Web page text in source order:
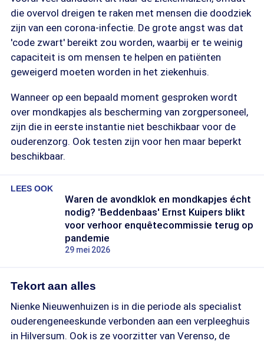
die overvol dreigen te raken met mensen die doodziek
zijn van een corona-infectie. De grote angst was dat
'code zwart' bereikt zou worden, waarbij er te weinig
capaciteit is om mensen te helpen en patiënten
geweigerd moeten worden in het ziekenhuis.
Wanneer op een bepaald moment gesproken wordt
over mondkapjes als bescherming van zorgpersoneel,
zijn die in eerste instantie niet beschikbaar voor de
ouderenzorg. Ook testen zijn voor hen maar beperkt
beschikbaar.
LEES OOK
Waren de avondklok en mondkapjes écht
nodig? 'Beddenbaas' Ernst Kuipers blikt
voor verhoor enquêtecommissie terug op
pandemie
29 mei 2026
Tekort aan alles
Nienke Nieuwenhuizen is in die periode als specialist
ouderengeneeskunde verbonden aan een verpleeghuis
in Hilversum. Ook is ze voorzitter van Verenso, de